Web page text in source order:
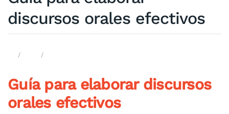
discursos orales efectivos
Guía para elaborar discursos
orales efectivos